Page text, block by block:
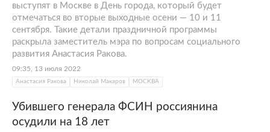
выступят в Москве в День города, который будет
отмечаться во вторые выходные осени — 10 и 11
сентября. Такие детали праздничной программы
раскрыла заместитель мэра по вопросам социального
развития Анастасия Ракова.
09:35, 13 июля 2022
Анастасия Ракова Николай Макаров МОСКВА
Убившего генерала ФСИН россиянина
осудили на 18 лет